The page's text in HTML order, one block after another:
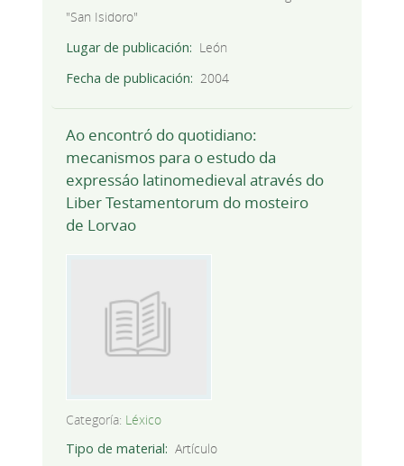
"San Isidoro"
Lugar de publicación
León
Fecha de publicación
2004
Ao encontró do quotidiano:
mecanismos para o estudo da
expressáo latinomedieval através do
Liber Testamentorum do mosteiro
de Lorvao
Categoría: Léxico
Tipo de material
Artículo